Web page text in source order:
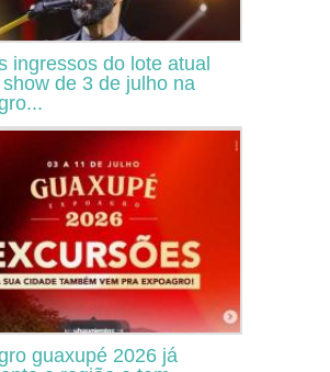
ingressos do lote atual
de 3 de julho na
guaxupé 2026 já